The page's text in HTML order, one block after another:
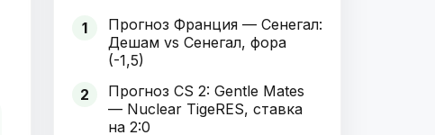
1
Прогноз Франция — Сенегал:
Дешам vs Сенегал, фора
(-1,5)
2
Прогноз CS 2: Gentle Mates
— Nuclear TigeRES, ставка
на 2:0